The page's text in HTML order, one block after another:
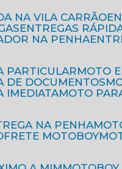
NA VILA CARRÃO
ENTREGAS
NA PENHA
PARTICULAR
MOTO
DE DOCUMENTOS
IMEDIATA
MOTO
NA PENHA
FRETE MOTOBOY